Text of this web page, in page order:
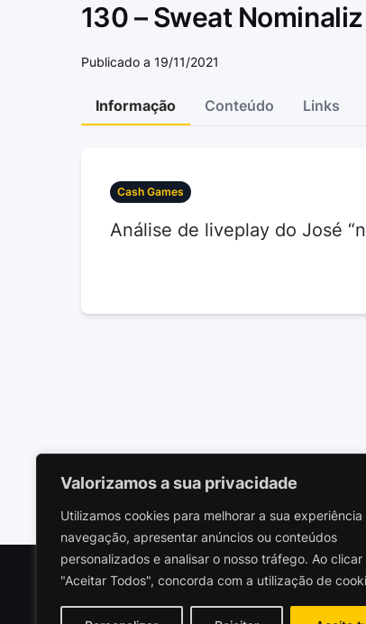
Valorizamos a sua privacidade
Utilizamos cookies para melhorar a sua experiência
navegação, apresentar anúncios ou conteúdos
personalizados e analisar o nosso tráfego. Ao clicar
"Aceitar Todos", concorda com a utilização de
130 – Sweat
Publicado a 19/11/2021
Informação Conteúdo Links
Cash Games
Análise de liveplay do José